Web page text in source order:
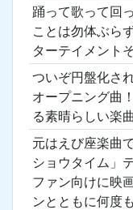
踊って歌って回
ことは勿体ぶら
ターテイメント
ついぞ円盤化さ
オープニング曲
る素晴らしい楽
元はえび座楽曲
ショウタイム」
ファン向けに映
ンとともに何度